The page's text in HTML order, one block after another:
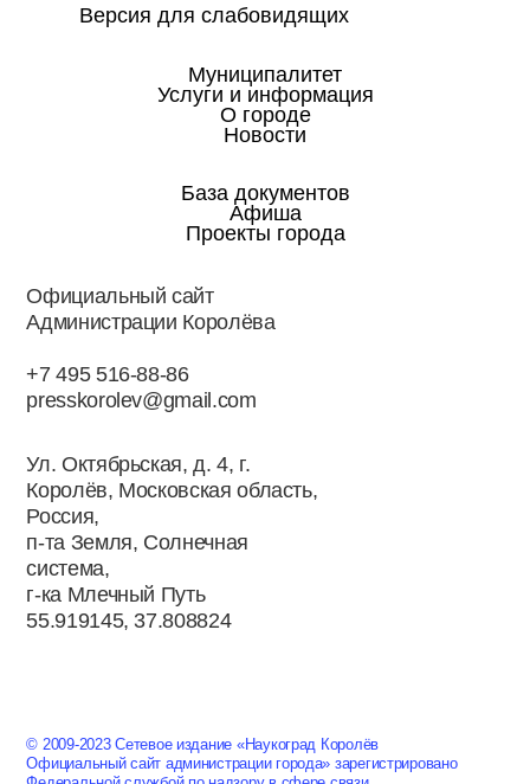
Официальный сайт
Администрации Королёва
+7 495 516-88-86
presskorolev@gmail.com
Ул. Октябрьская, д. 4, г.
Королёв, Московская область,
Россия,
п-та Земля, Солнечная
система,
г-ка Млечный Путь
55.919145, 37.808824
Муниципалитет
Услуги и информация
О городе
Новости
База документов
Афиша
Проекты города
Версия для слабовидящих
© 2009-2023 Сетевое издание «Наукоград Королёв
Официальный сайт администрации города» зарегистрировано